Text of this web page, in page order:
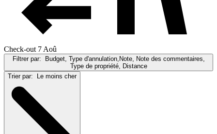
Check-out 7 Aoû
Filtrer par:
Budget, Type d'annulation,Note, Note des commentaires,
Type de propriété, Distance
Trier par:
Le moins cher